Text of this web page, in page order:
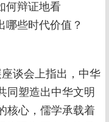
何辩证地看
哪些时代价值？
谈会上指出，中华
同塑造出中华文明
核心，儒学承载着